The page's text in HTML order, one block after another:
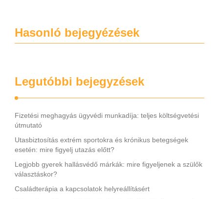
Hasonló bejegyézések
Legutóbbi bejegyzések
Fizetési meghagyás ügyvédi munkadíja: teljes költségvetési
útmutató
Utasbiztosítás extrém sportokra és krónikus betegségek
esetén: mire figyelj utazás előtt?
Legjobb gyerek hallásvédő márkák: mire figyeljenek a szülők
választáskor?
Családterápia a kapcsolatok helyreállításért